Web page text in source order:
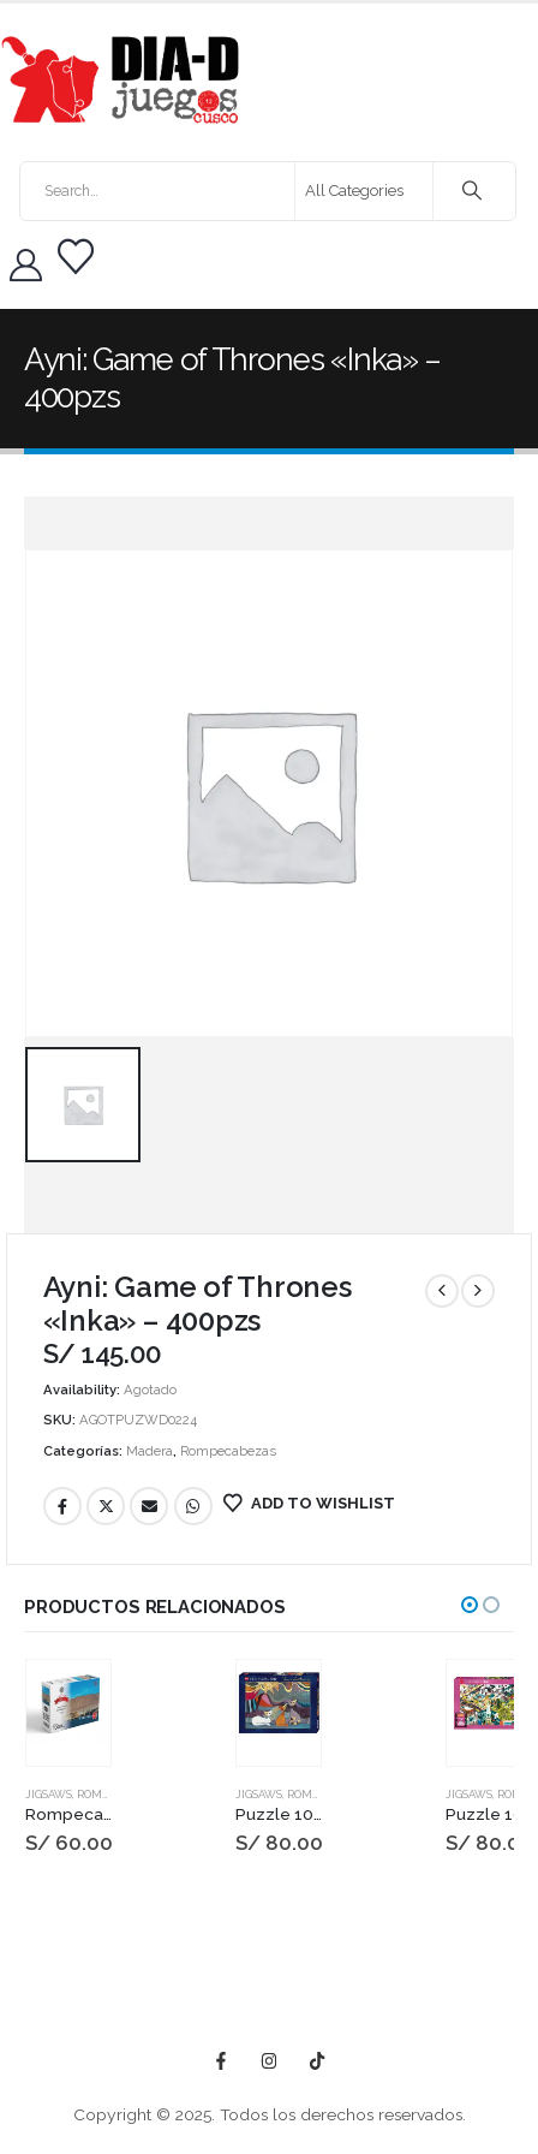
Ayni: Game of Thrones «Inka» –
400pzs
Ayni: Game of Thrones
«Inka» – 400pzs
S/ 145.00
Availability: Agotado
SKU: AGOTPUZWD0224
Categorías: Madera, Rompecabezas
ADD TO WISHLIST
PRODUCTOS RELACIONADOS
JIGSAWS, ROMPECABEZAS
S/60.00
JIGSAWS, ROMPECABEZAS
S/80.00
JIGSAWS, ROMPECABEZAS
S/80.00
Copyright © 2025. Todos los derechos reservados.